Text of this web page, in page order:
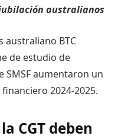
australianos
australiano BTC
de estudio de
SMSF aumentaron un
2024-2025.
CGT deben